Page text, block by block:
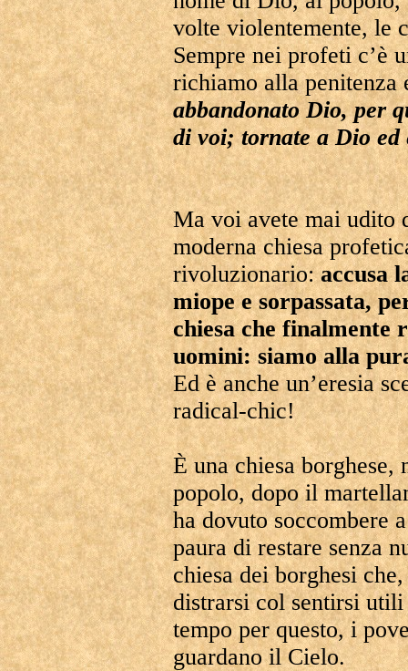
volte violentemente, le
Sempre nei profeti c’è
richiamo alla
abbandonato Dio, per
di voi; tornate a Dio
Ma voi avete mai udito
moderna chiesa
rivoluzionario:accusa
miope e sorpassata,
chiesa che finalmente
uomini: siamo alla
Ed è anche un’eresia
radical-chic!
È una chiesa
popolo, dopo il
ha dovuto soccombere
paura di restare senza
chiesa dei borghesi
distrarsi col sentirsi
tempo per questo, i
guardano il Cielo.